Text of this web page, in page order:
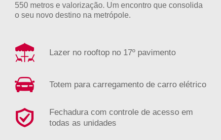
550 metros e valorização. Um encontro que consolida
o seu novo destino na metrópole.
Lazer no rooftop no 17º pavimento
Totem para carregamento de carro elétrico
Fechadura com controle de acesso em
todas as unidades